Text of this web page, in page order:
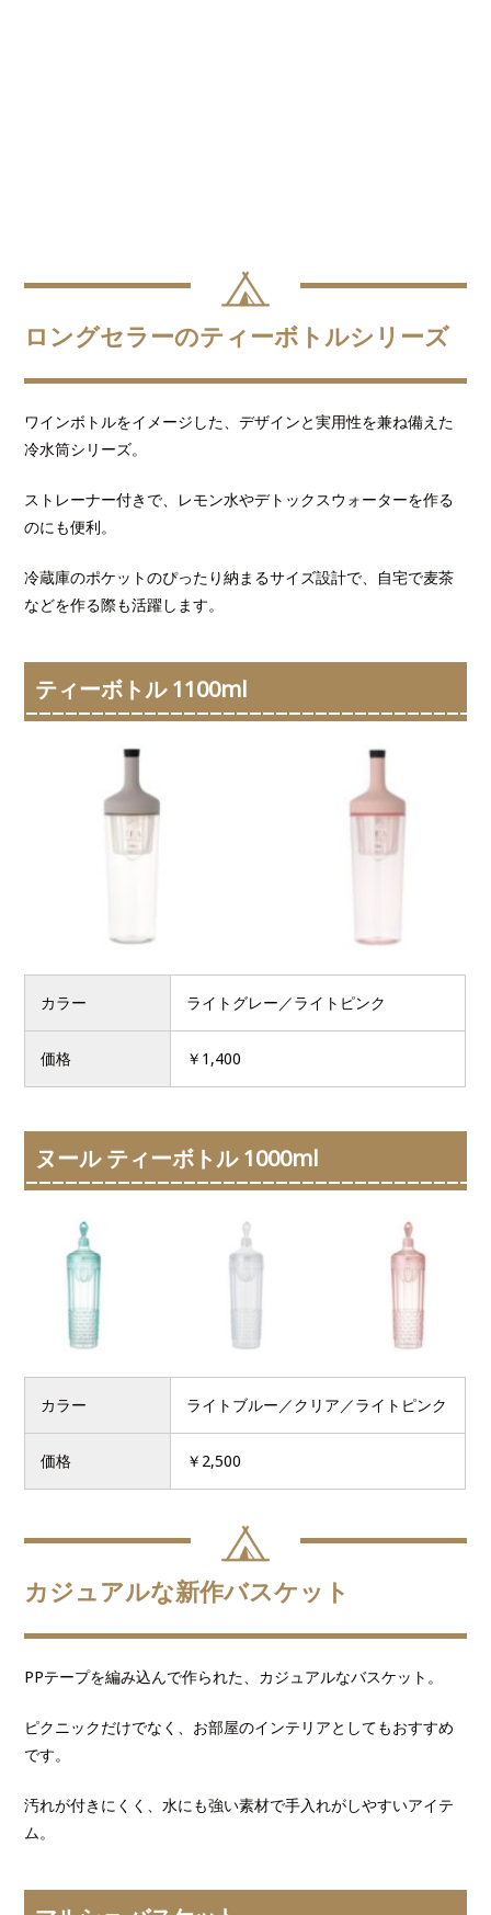
ロングセラーのティーボトルシリーズ
ワインボトルをイメージした、デザインと実用性を兼ね備えた
冷水筒シリーズ。
ストレーナー付きで、レモン水やデトックスウォーターを作る
のにも便利。
冷蔵庫のポケットのぴったり納まるサイズ設計で、自宅で麦茶
などを作る際も活躍します。
ティーボトル 1100ml
カラー ライトグレー／ライトピンク
価格 ￥1,400
ヌール ティーボトル 1000ml
カラー ライトブルー／クリア／ライトピンク
価格 ￥2,500
カジュアルな新作バスケット
PPテープを編み込んで作られた、カジュアルなバスケット。
ピクニックだけでなく、お部屋のインテリアとしてもおすすめ
です。
汚れが付きにくく、水にも強い素材で手入れがしやすいアイテ
ム。